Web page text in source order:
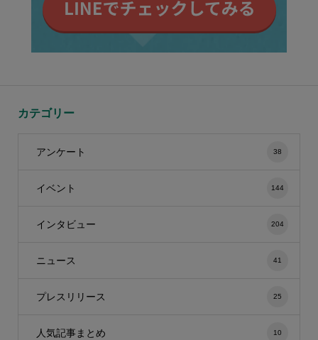
カテゴリー
アンケート 38
イベント 144
インタビュー 204
ニュース 41
プレスリリース 25
人気記事まとめ 10